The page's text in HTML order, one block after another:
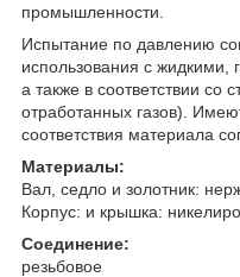
промышленности.
Испытание по давлению
использования с
а также в соответствии со
отработанных газов).
соответствия материала
Материалы:
Вал, седло и золотник:
Корпус: и крышка:
Соединение:
резьбовое